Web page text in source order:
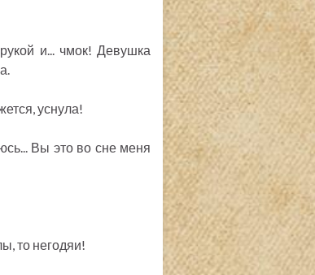
и... чмок! Девушка
уснула!
Вы это во сне меня
то негодяи!